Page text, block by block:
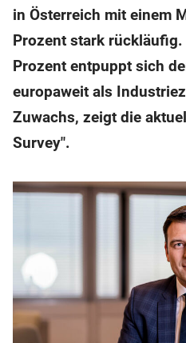
in Österreich mit einem
Prozent stark
Prozent entpuppt sich
europaweit als
Zuwachs, zeigt die
Survey".